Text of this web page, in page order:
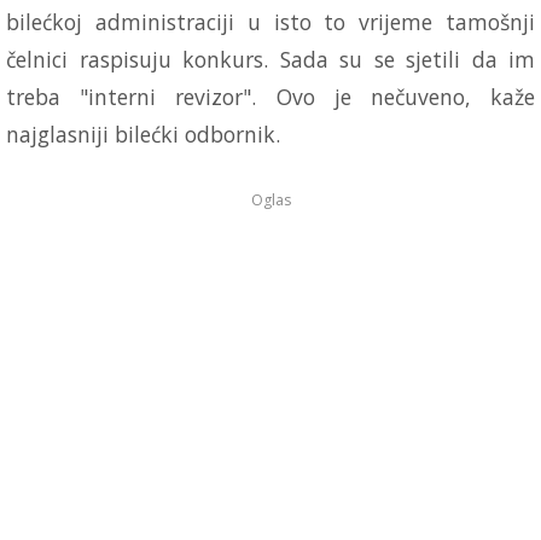
bilećkoj administraciji u isto to vrijeme tamošnji
čelnici raspisuju konkurs. Sada su se sjetili da im
treba "interni revizor". Ovo je nečuveno, kaže
najglasniji bilećki odbornik.
Oglas